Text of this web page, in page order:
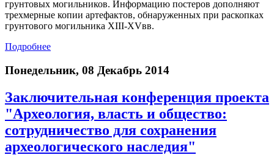
грунтовых могильников. Информацию постеров дополняют
трехмерные копии артефактов, обнаруженных при раскопках
грунтового могильника XIII-XVвв.
Подробнее
Понедельник, 08 Декабрь 2014
Заключительная конференция проекта
"Археология, власть и общество:
сотрудничество для сохранения
археологического наследия"